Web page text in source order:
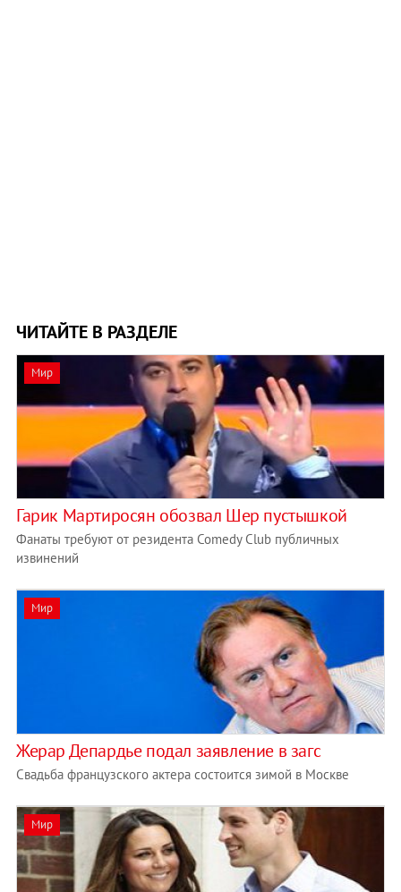
ЧИТАЙТЕ В РАЗДЕЛЕ
Мир
Гарик Мартиросян обозвал Шер пустышкой
Фанаты требуют от резидента Comedy Club публичных
извинений
Мир
Жерар Депардье подал заявление в загс
Свадьба французского актера состоится зимой в Москве
Мир